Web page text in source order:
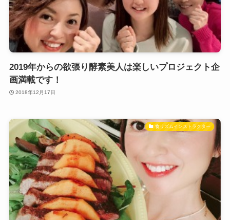
2019年からの欲張り酵素美人は楽しいプロジェクト企
画満載です！
2018年12月17日
食リズムインストラクター